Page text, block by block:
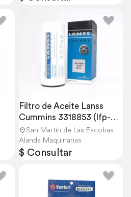
Filtro de Aceite Lanss
Cummins 3318853 (lfp-
3000)
San Martín de Las Escobas
Alanda Maquinarias
$ Consultar